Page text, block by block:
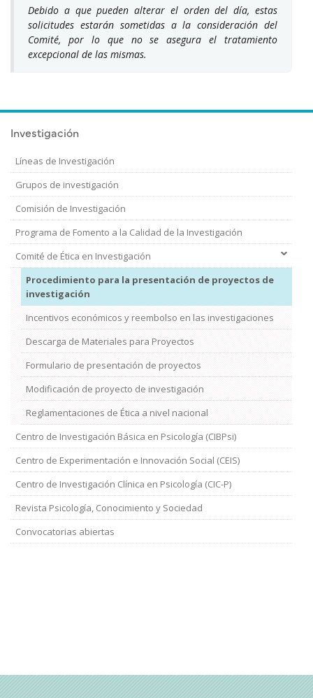
Investigación
Líneas de Investigación
Grupos de investigación
Comisión de Investigación
Programa de Fomento a la Calidad de la Investigación
Comité de Ética en Investigación
Procedimiento para la presentación de proyectos de
investigación
Incentivos económicos y reembolso en las investigaciones
Descarga de Materiales para Proyectos
Formulario de presentación de proyectos
Modificación de proyecto de investigación
Reglamentaciones de Ética a nivel nacional
Centro de Investigación Básica en Psicología (CIBPsi)
Centro de Experimentación e Innovación Social (CEIS)
Centro de Investigación Clínica en Psicología (CIC-P)
Revista Psicología, Conocimiento y Sociedad
Convocatorias abiertas
Debido a que pueden alterar el orden del día, estas
solicitudes estarán sometidas a la consideración del
Comité, por lo que no se asegura el tratamiento
excepcional de las mismas.